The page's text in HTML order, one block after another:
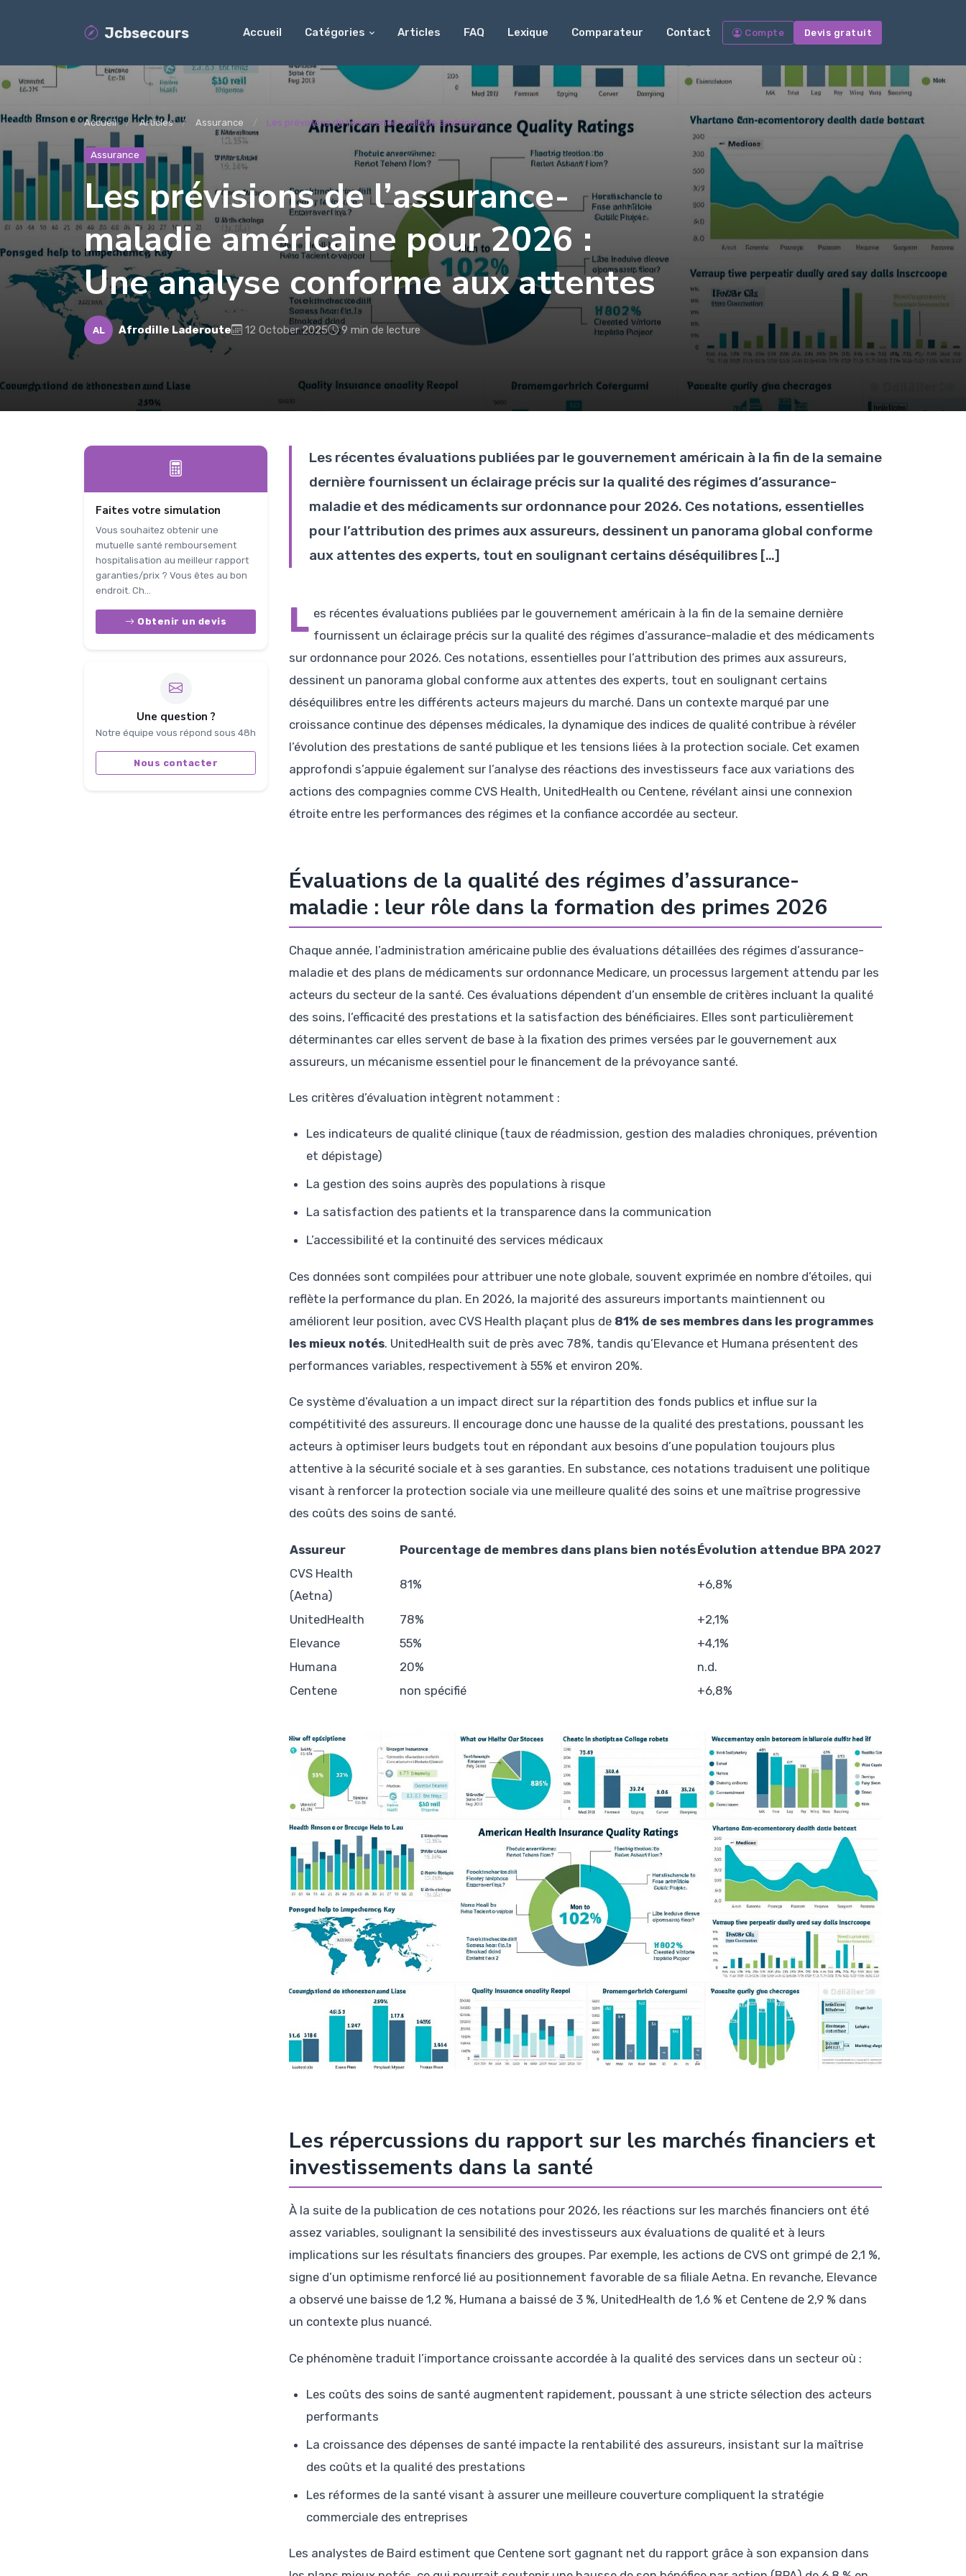
Jcbsecours Accueil Catégories Articles FAQ Lexique Comparateur Contact Compte Devis gratuit
Accueil Articles Assurance Les prévisions de l’assurance-maladie américain...
Assurance
Les prévisions de l’assurance-
maladie américaine pour 2026 :
Une analyse conforme aux attentes
AL Afrodille Laderoute 12 October 2025 9 min de lecture
Faites votre simulation
Vous souhaitez obtenir une
mutuelle santé remboursement
hospitalisation au meilleur rapport
garanties/prix ? Vous êtes au bon
endroit. Ch...
Obtenir un devis
Une question ?
Notre équipe vous répond sous 48h
Nous contacter
Les récentes évaluations publiées par le gouvernement américain à la fin de la semaine
dernière fournissent un éclairage précis sur la qualité des régimes d’assurance-
maladie et des médicaments sur ordonnance pour 2026. Ces notations, essentielles
pour l’attribution des primes aux assureurs, dessinent un panorama global conforme
aux attentes des experts, tout en soulignant certains déséquilibres […]
L es récentes évaluations publiées par le gouvernement américain à la fin de la semaine dernière
fournissent un éclairage précis sur la qualité des régimes d’assurance-maladie et des médicaments
sur ordonnance pour 2026. Ces notations, essentielles pour l’attribution des primes aux assureurs,
dessinent un panorama global conforme aux attentes des experts, tout en soulignant certains
déséquilibres entre les différents acteurs majeurs du marché. Dans un contexte marqué par une
croissance continue des dépenses médicales, la dynamique des indices de qualité contribue à révéler
l’évolution des prestations de santé publique et les tensions liées à la protection sociale. Cet examen
approfondi s’appuie également sur l’analyse des réactions des investisseurs face aux variations des
actions des compagnies comme CVS Health, UnitedHealth ou Centene, révélant ainsi une connexion
étroite entre les performances des régimes et la confiance accordée au secteur.
Évaluations de la qualité des régimes d’assurance-
maladie : leur rôle dans la formation des primes 2026
Chaque année, l’administration américaine publie des évaluations détaillées des régimes d’assurance-
maladie et des plans de médicaments sur ordonnance Medicare, un processus largement attendu par les
acteurs du secteur de la santé. Ces évaluations dépendent d’un ensemble de critères incluant la qualité
des soins, l’efficacité des prestations et la satisfaction des bénéficiaires. Elles sont particulièrement
déterminantes car elles servent de base à la fixation des primes versées par le gouvernement aux
assureurs, un mécanisme essentiel pour le financement de la prévoyance santé.
Les critères d’évaluation intègrent notamment :
Les indicateurs de qualité clinique (taux de réadmission, gestion des maladies chroniques, prévention
et dépistage)
La gestion des soins auprès des populations à risque
La satisfaction des patients et la transparence dans la communication
L’accessibilité et la continuité des services médicaux
Ces données sont compilées pour attribuer une note globale, souvent exprimée en nombre d’étoiles, qui
reflète la performance du plan. En 2026, la majorité des assureurs importants maintiennent ou
améliorent leur position, avec CVS Health plaçant plus de 81% de ses membres dans les programmes
les mieux notés. UnitedHealth suit de près avec 78%, tandis qu’Elevance et Humana présentent des
performances variables, respectivement à 55% et environ 20%.
Ce système d’évaluation a un impact direct sur la répartition des fonds publics et influe sur la
compétitivité des assureurs. Il encourage donc une hausse de la qualité des prestations, poussant les
acteurs à optimiser leurs budgets tout en répondant aux besoins d’une population toujours plus
attentive à la sécurité sociale et à ses garanties. En substance, ces notations traduisent une politique
visant à renforcer la protection sociale via une meilleure qualité des soins et une maîtrise progressive
des coûts des soins de santé.
Assureur Pourcentage de membres dans plans bien notésÉvolution attendue BPA 2027
CVS Health
(Aetna)
81% +6,8%
UnitedHealth 78%
+2,1%
Elevance
55%
+4,1%
Humana
20%
n.d.
Centene
non spécifié +6,8%
Les répercussions du rapport sur les marchés financiers et
investissements dans la santé
À la suite de la publication de ces notations pour 2026, les réactions sur les marchés financiers ont été
assez variables, soulignant la sensibilité des investisseurs aux évaluations de qualité et à leurs
implications sur les résultats financiers des groupes. Par exemple, les actions de CVS ont grimpé de 2,1 %,
signe d’un optimisme renforcé lié au positionnement favorable de sa filiale Aetna. En revanche, Elevance
a observé une baisse de 1,2 %, Humana a baissé de 3 %, UnitedHealth de 1,6 % et Centene de 2,9 % dans
un contexte plus nuancé.
Ce phénomène traduit l’importance croissante accordée à la qualité des services dans un secteur où :
Les coûts des soins de santé augmentent rapidement, poussant à une stricte sélection des acteurs
performants
La croissance des dépenses de santé impacte la rentabilité des assureurs, insistant sur la maîtrise
des coûts et la qualité des prestations
Les réformes de la santé visant à assurer une meilleure couverture compliquent la stratégie
commerciale des entreprises
Les analystes de Baird estiment que Centene sort gagnant net du rapport grâce à son expansion dans